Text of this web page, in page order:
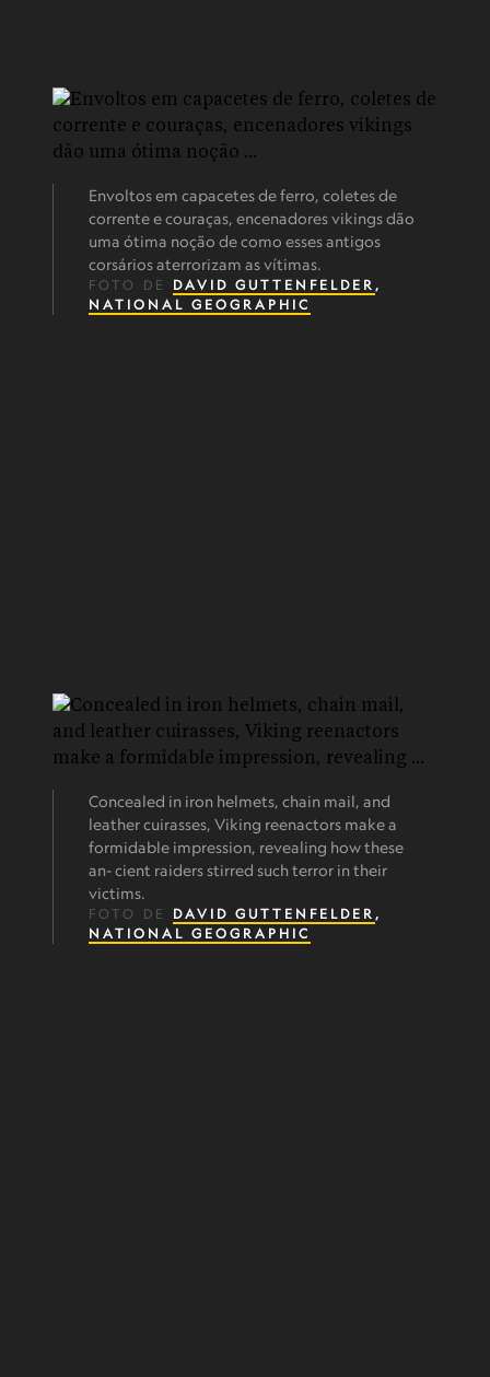
Envoltos em capacetes de ferro, coletes de
corrente e couraças, encenadores vikings dão
uma ótima noção de como esses antigos
corsários aterrorizam as vítimas.
FOTO DE DAVID GUTTENFELDER ,
NATIONAL GEOGRAPHIC
Concealed in iron helmets, chain mail, and
leather cuirasses, Viking reenactors make a
formidable impression, revealing how these
an- cient raiders stirred such terror in their
victims.
FOTO DE DAVID GUTTENFELDER ,
NATIONAL GEOGRAPHIC